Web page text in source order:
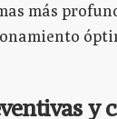
más
y